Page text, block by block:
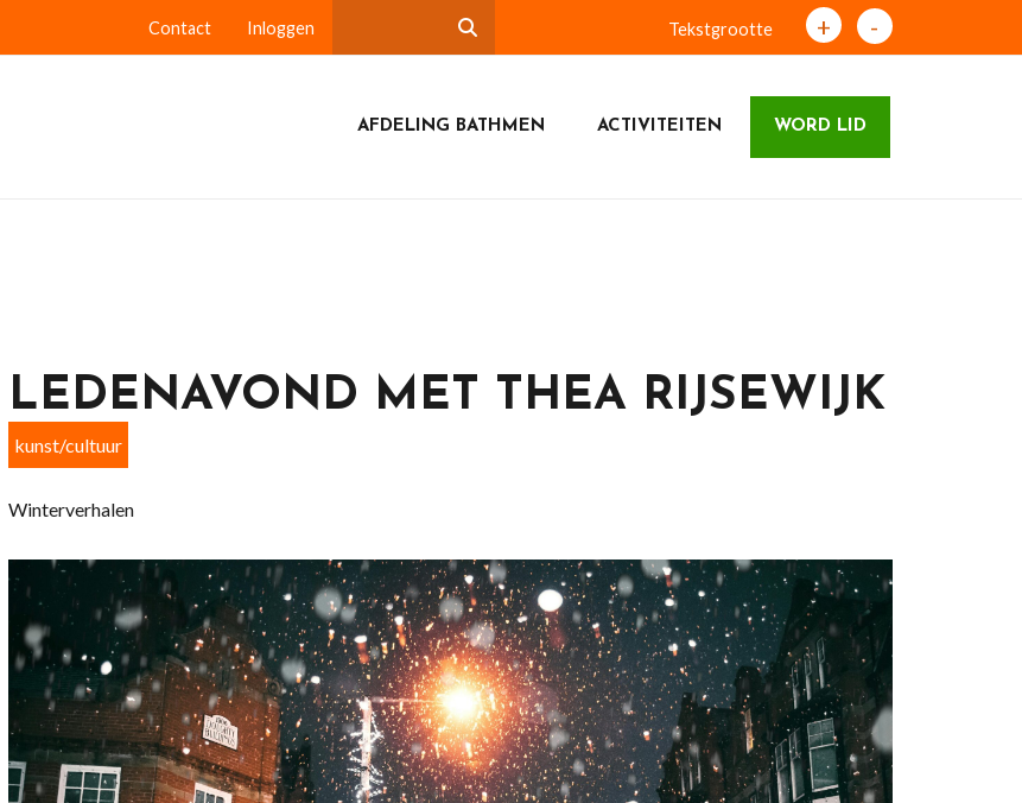
Contact Inloggen Tekstgrootte + -
AFDELING BATHMEN ACTIVITEITEN WORD LID
LEDENAVOND MET THEA RIJSEWIJK
kunst/cultuur
Winterverhalen